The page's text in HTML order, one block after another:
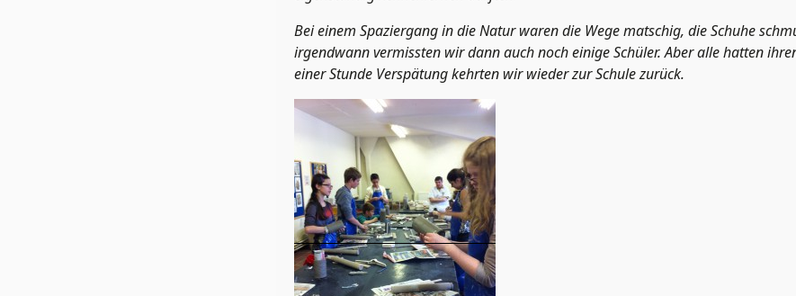
Bei einem Spaziergang in die Natur waren die Wege matschig, die Schuhe
irgendwann vermissten wir dann auch noch einige Schüler. Aber alle hatten
einer Stunde Verspätung kehrten wir wieder zur Schule zurück.